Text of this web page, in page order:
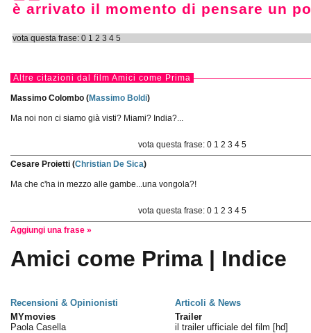
è arrivato il momento di pensare un
vota questa frase: 0 1 2 3 4 5
Altre citazioni dal film Amici come Prima
Massimo Colombo (Massimo Boldi)
Ma noi non ci siamo già visti? Miami? India?...
vota questa frase: 0 1 2 3 4 5
Cesare Proietti (Christian De Sica)
Ma che c'ha in mezzo alle gambe...una vongola?!
vota questa frase: 0 1 2 3 4 5
Aggiungi una frase »
Amici come Prima | Indice
Recensioni & Opinionisti
Articoli & News
MYmovies
Paola Casella
Trailer
il trailer ufficiale del film [hd]